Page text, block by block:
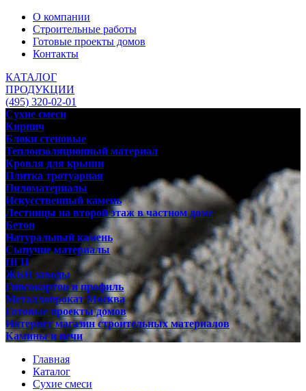
О компании
Строительные работы
Готовые проекты домов
Контакты
КАТАЛОГ
ПРОДУКЦИИ
(495) 320-02-01
Сухие смеси
Кирпич
Блоки стеновые
Теплоизоляционный материал
Кровля для крыши
Плитка тротуарная
Пиломатериалы
Искусственный камень
Лестницы на второй этаж в частном доме
Бетон
Натуральный камень
Сыпучие материалы
ПГП
ЖБИ заводы
Гипсокартон и профиль
Металлопрокат Москва
Готовые проекты домов
Интернет магазин строительных материалов
Камины и печи
Главная
Каталог
Сухие смеси